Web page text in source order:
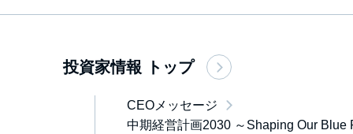
投資家情報 トップ
CEOメッセージ
中期経営計画2030 ～Shaping Our Blue